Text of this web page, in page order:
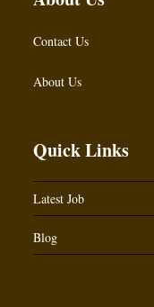
Contact Us
About Us
Quick Links
Latest Job
Blog